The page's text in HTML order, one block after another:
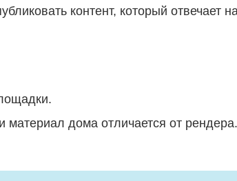
контент, который отвечает
материал дома отличается от рендера.